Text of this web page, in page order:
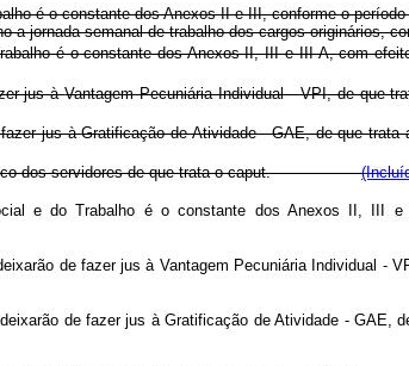
é o constante dos Anexos II e III, conforme o
jornada semanal de trabalho dos cargos originários,
é o constante dos Anexos II, III e III-A, com
jus àVantagem Pecuniária Individual - VPI, de que
fazer jus àGratificação de Atividade - GAE, de que trata
dos servidores de que trata o caput.
e do Trabalho é o constante dos Anexos II, III
de fazer jus à Vantagem Pecuniária Individual -
de fazer jus àGratificação de Atividade - GAE,